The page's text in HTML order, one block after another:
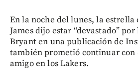
En la noche del lunes, la estrella
James dijo estar “devastado”
Bryant en una publicación de
también prometió continuar con
amigo en los Lakers.